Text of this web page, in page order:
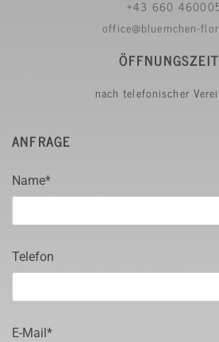
+43 660
office@bluemchen-
nach telefonischer
ANFRAGE
Name*
Telefon
E-Mail*